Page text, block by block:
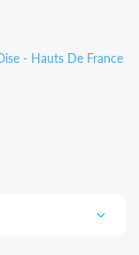
- Hauts De France